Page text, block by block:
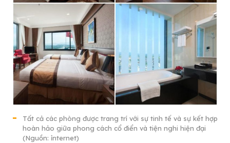
Tất cả các phòng được trang trí với sự tinh tế và sự kết hợp
hoàn hảo giữa phong cách cổ điển và tiện nghi hiện đại
(Nguồn: ỉnternet)